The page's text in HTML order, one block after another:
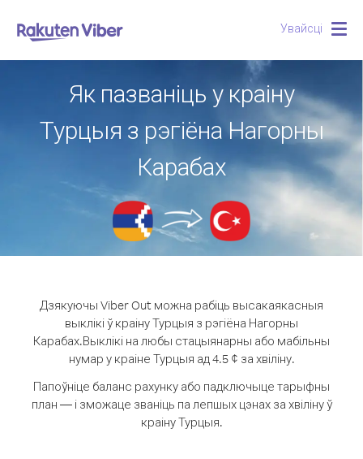
Увайсці
Як пазваніць у краіну
Турцыя з рэгіёна Нагорны
Карабах
Дзякуючы Viber Out можна рабіць высакаякасныя
выклікі ў краіну Турцыя з рэгіёна Нагорны
Карабах.Выклікі на любы стацыянарны або мабільны
нумар у краіне Турцыя ад 4.5 ¢ за хвіліну.
Папоўніце баланс рахунку або падключыце тарыфны
план — і зможаце званіць па лепшых цэнах за хвіліну ў
краіну Турцыя.